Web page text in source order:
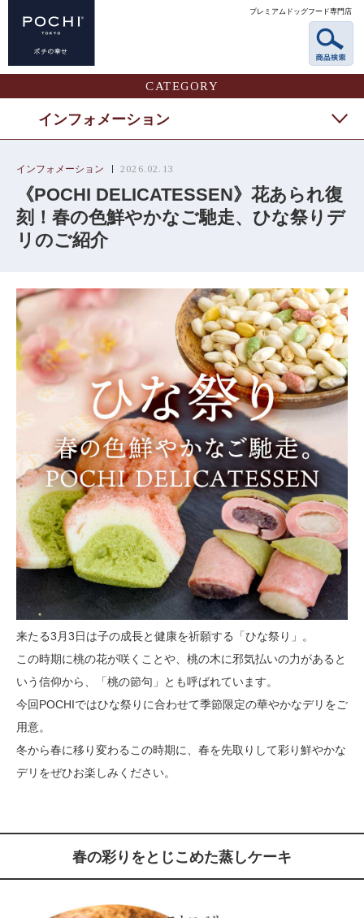
プレミアムドッグフード専門店
CATEGORY
インフォメーション
インフォメーション 2026.02.13
《POCHI DELICATESSEN》花あられ復
刻！春の色鮮やかなご馳走、ひな祭りデ
リのご紹介
来たる3月3日は子の成長と健康を祈願する「ひな祭り」。
この時期に桃の花が咲くことや、桃の木に邪気払いの力があると
いう信仰から、「桃の節句」とも呼ばれています。
今回POCHIではひな祭りに合わせて季節限定の華やかなデリをご
用意。
冬から春に移り変わるこの時期に、春を先取りして彩り鮮やかな
デリをぜひお楽しみください。
春の彩りをとじこめた蒸しケーキ